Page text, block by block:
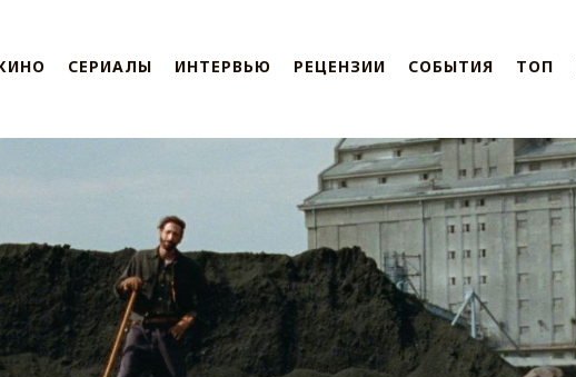
СЕРИАЛЫ ИНТЕРВЬЮ РЕЦЕНЗИИ СОБЫТИЯ ТОП